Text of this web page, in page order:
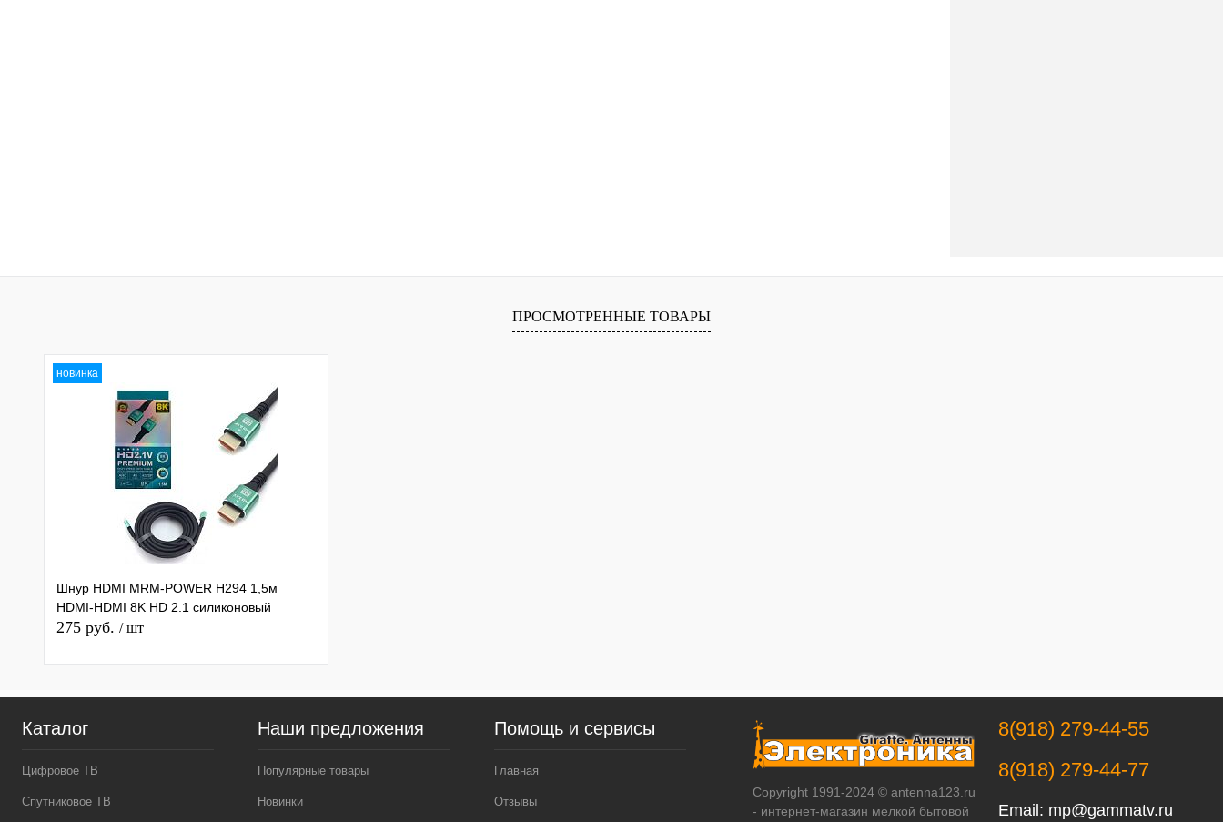
ПРОСМОТРЕННЫЕ ТОВАРЫ
новинка
Шнур HDMI MRM-POWER H294 1,5м
HDMI-HDMI 8K HD 2.1 силиконовый
275 руб. / шт
Каталог
Цифровое ТВ
Спутниковое ТВ
Наши предложения
Популярные товары
Новинки
Помощь и сервисы
Главная
Отзывы
Copyright 1991-2024 © antenna123.ru
- интернет-магазин мелкой бытовой
8(918) 279-44-55
8(918) 279-44-77
Email: mp@gammatv.ru